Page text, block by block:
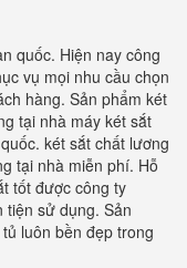
quốc. Hiện nay công
vụ mọi nhu cầu chọn
hàng. Sản phẩm két
tại nhà máy két sắt
két sắt chất lương
tại nhà miễn phí. Hỗ
tốt được công ty
tiện sử dụng. Sản
luôn bền đẹp trong